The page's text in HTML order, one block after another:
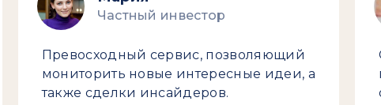
Частный инвестор
Превосходный сервис, позволяющий
мониторить новые интересные идеи, а
также сделки инсайдеров.